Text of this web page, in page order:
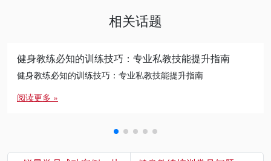
相关话题
健身教练必知的训练技巧：专业私教技能提升指南
健身教练必知的训练技巧：专业私教技能提升指南
阅读更多 »